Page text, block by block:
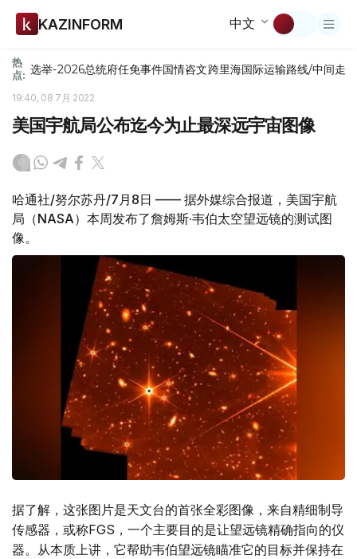
KAZINFORM 中文
热
点: 选举-2026总统府任免事件国情咨文跨里海国际运输路线/中间走廊
19:40, 08 7月 2022
美国宇航局公布迄今为止最深远宇宙图像
哈通社/努尔苏丹/7月8日 —— 据外媒综合报道，美国宇航
局（NASA）本周发布了詹姆斯·韦伯太空望远镜的测试图
像。
据了解，这张图片是天文台的首张全彩图像，来自精细制导
传感器，或称FGS，一个主要目的是让望远镜精确指向的仪
器。从本质上讲，它帮助韦伯望远镜瞄准它的目标并保持在